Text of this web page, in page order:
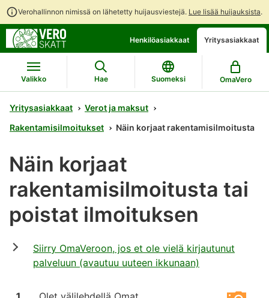
Verohallinnon nimissä on lähetetty huijausviestejä. Lue lisää huijauksista.
suoraan
sisältöön
koko
sivuston
hakuun
Henkilöasiakkaat Yritysasiakkaat
Valikko Hae Suomeksi OmaVero
Yritysasiakkaat
Verot ja maksut
Rakentamisilmoitukset
Näin korjaat rakentamisilmoitusta
Näin korjaat
rakentamisilmoitusta tai
poistat ilmoituksen
Siirry OmaVeroon, jos et ole vielä kirjautunut
palveluun (avautuu uuteen ikkunaan)